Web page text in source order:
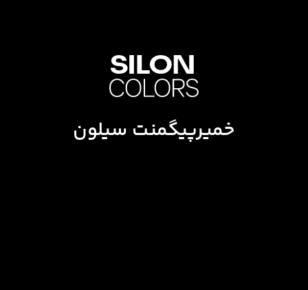
خمیرپیگمنت سیلون